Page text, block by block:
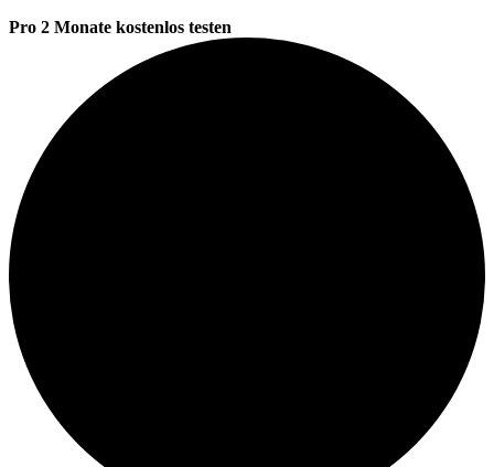
Pro 2 Monate kostenlos testen